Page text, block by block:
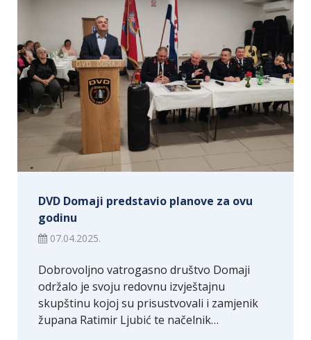
DVD Domaji predstavio planove za ovu
godinu
07.04.2025.
Dobrovoljno vatrogasno društvo Domaji
održalo je svoju redovnu izvještajnu
skupštinu kojoj su prisustvovali i zamjenik
župana Ratimir Ljubić te načelnik…